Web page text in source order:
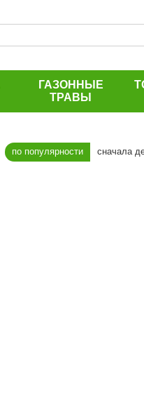
ГАЗОННЫЕ
ТРАВЫ
по популярности сначала